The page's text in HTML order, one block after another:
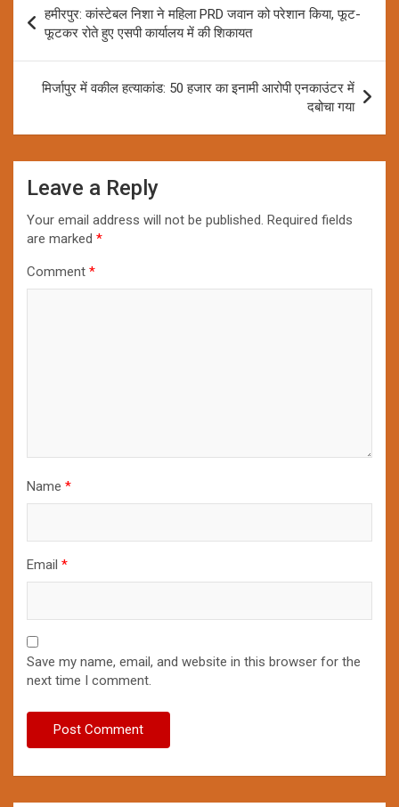
navigation
हमीरपुर: कांस्टेबल निशा ने महिला PRD जवान को परेशान किया, फूट-
फूटकर रोते हुए एसपी कार्यालय में की शिकायत
मिर्जापुर में वकील हत्याकांड: 50 हजार का इनामी आरोपी एनकाउंटर में
दबोचा गया
Leave a Reply
Your email address will not be published. Required fields
are marked *
Comment *
Name *
Email *
Save my name, email, and website in this browser for the
next time I comment.